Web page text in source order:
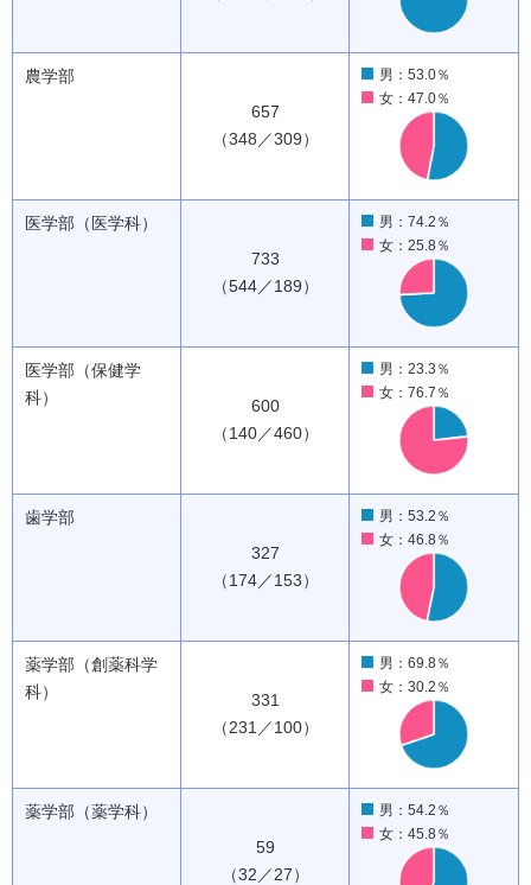
農学部
657
（348／309）
男：53.0％
女：47.0％
医学部（医学科）
733
（544／189）
男：74.2％
女：25.8％
医学部（保健学
科）
600
（140／460）
男：23.3％
女：76.7％
歯学部
327
（174／153）
男：53.2％
女：46.8％
薬学部（創薬科学
科）
331
（231／100）
男：69.8％
女：30.2％
薬学部（薬学科）
59
（32／27）
男：54.2％
女：45.8％